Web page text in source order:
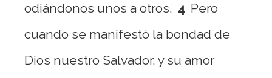
odiándonos unos a otros. 4 Pero
cuando se manifestó la bondad de
Dios nuestro Salvador, y su amor